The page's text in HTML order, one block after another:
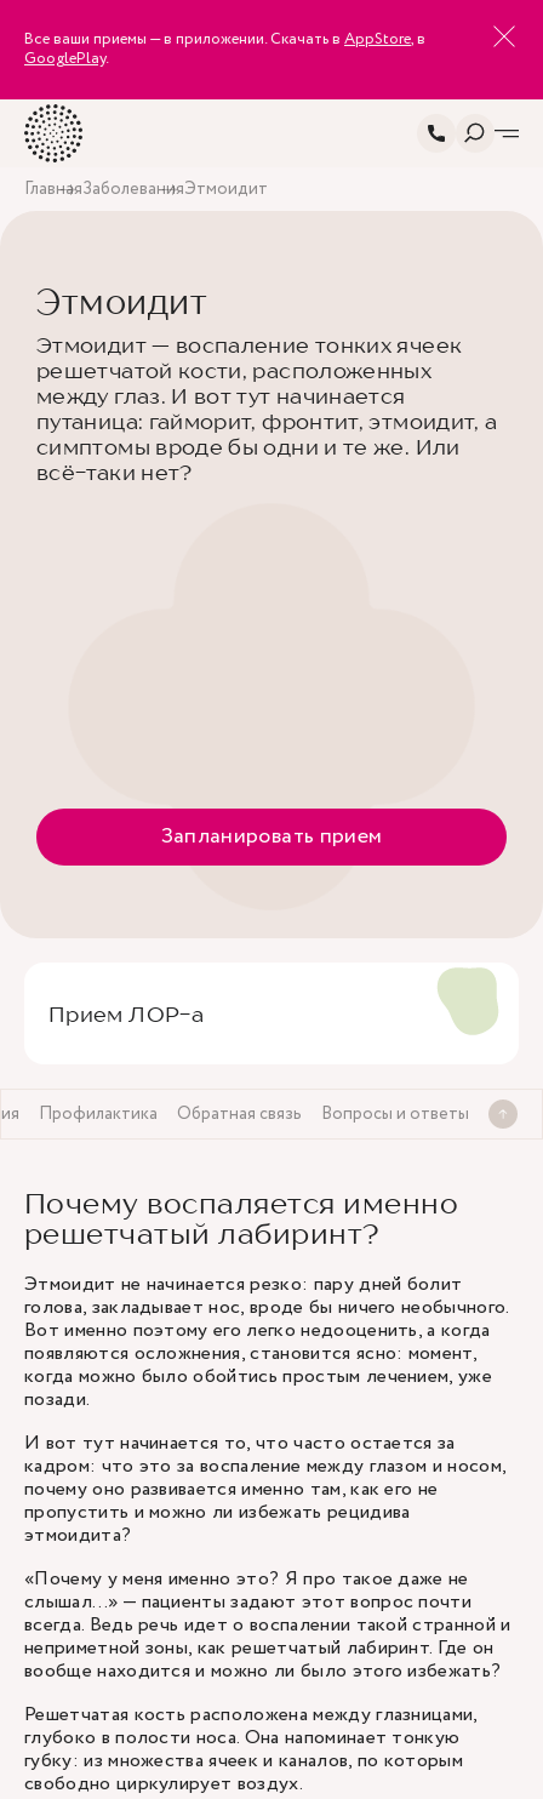
Все ваши приемы — в приложении. Скачать в AppStore, в
GooglePlay.
ГлавнаяЗаболеванияЭтмоидит
Этмоидит
Этмоидит — воспаление тонких ячеек
решетчатой кости, расположенных
между глаз. И вот тут начинается
путаница: гайморит, фронтит, этмоидит, а
симптомы вроде бы одни и те же. Или
всё-таки нет?
Запланировать прием
Прием ЛОР-а
Профилактика Обратная связь Вопросы и ответы
Почему воспаляется именно
решетчатый лабиринт?
Этмоидит не начинается резко: пару дней болит
голова, закладывает нос, вроде бы ничего необычного.
Вот именно поэтому его легко недооценить, а когда
появляются осложнения, становится ясно: момент,
когда можно было обойтись простым лечением, уже
позади.
И вот тут начинается то, что часто остается за
кадром: что это за воспаление между глазом и носом,
почему оно развивается именно там, как его не
пропустить и можно ли избежать рецидива
этмоидита?
«Почему у меня именно это? Я про такое даже не
слышал…» — пациенты задают этот вопрос почти
всегда. Ведь речь идет о воспалении такой странной и
неприметной зоны, как решетчатый лабиринт. Где он
вообще находится и можно ли было этого избежать?
Решетчатая кость расположена между глазницами,
глубоко в полости носа. Она напоминает тонкую
губку: из множества ячеек и каналов, по которым
свободно циркулирует воздух.